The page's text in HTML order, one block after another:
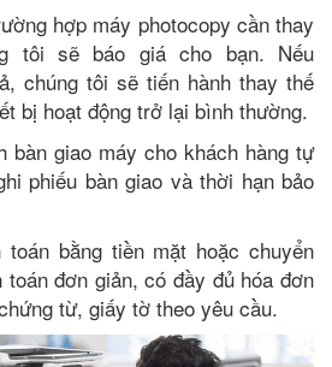
hợp máy photocopy cần thay
tôi sẽ báo giá cho bạn. Nếu
chúng tôi sẽ tiến hành thay thế
bị hoạt động trở lại bình thường.
bàn giao máy cho khách hàng tự
phiếu bàn giao và thời hạn bảo
toán bằng tiền mặt hoặc chuyển
toán đơn giản, có đầy đủ hóa đơn
từ, giấy tờ theo yêu cầu.